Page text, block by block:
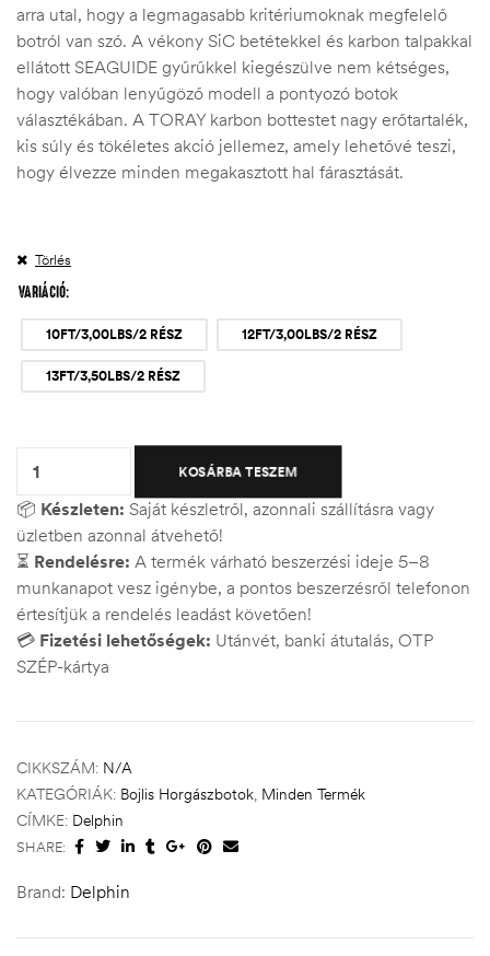
arra utal, hogy a legmagasabb kritériumoknak megfelelő
botról van szó. A vékony SiC betétekkel és karbon talpakkal
ellátott SEAGUIDE gyűrűkkel kiegészülve nem kétséges,
hogy valóban lenyűgöző modell a pontyozó botok
választékában. A TORAY karbon bottestet nagy erőtartalék,
kis súly és tökéletes akció jellemez, amely lehetővé teszi,
hogy élvezze minden megakasztott hal fárasztását.
VARIÁCIÓ
10FT/3,00LBS/2 RÉSZ 12FT/3,00LBS/2 RÉSZ
13FT/3,50LBS/2 RÉSZ
Törlés
KOSÁRBA TESZEM
📦 Készleten: Saját készletről, azonnali szállításra vagy
üzletben azonnal átvehető!
⏳ Rendelésre: A termék várható beszerzési ideje 5–8
munkanapot vesz igénybe, a pontos beszerzésről telefonon
értesítjük a rendelés leadást követően!
💳 Fizetési lehetőségek: Utánvét, banki átutalás, OTP
SZÉP-kártya
CIKKSZÁM: N/A
KATEGÓRIÁK: Bojlis Horgászbotok, Minden Termék
CÍMKE: Delphin
SHARE:
Brand: Delphin